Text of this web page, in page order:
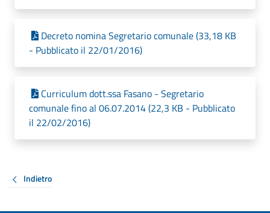
Decreto nomina Segretario comunale (33,18 KB
- Pubblicato il 22/01/2016)
Curriculum dott.ssa Fasano - Segretario
comunale fino al 06.07.2014 (22,3 KB - Pubblicato
il 22/02/2016)
Indietro